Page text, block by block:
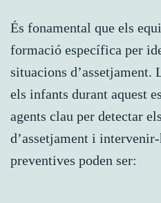
És fonamental que els
formació específica per
situacions d’assetjament.
els infants durant aquest
agents clau per detectar
d’assetjament i
preventives poden ser: